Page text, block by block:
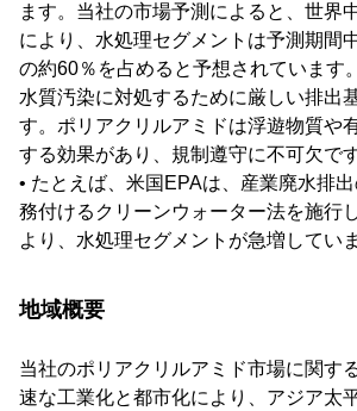
ます。当社の市場予測によると、世界
により、水処理セグメントは予測期間
の約60％を占めると予想されています
水質汚染に対処するために厳しい排出
す。ポリアクリルアミドは浮遊物質や
する効果があり、規制遵守に不可欠です
• たとえば、米国EPAは、産業廃水排
務付けるクリーンウォーター法を施行
より、水処理セグメントが急増していま
地域概要
当社のポリアクリルアミド市場に関す
速な工業化と都市化により、アジア太